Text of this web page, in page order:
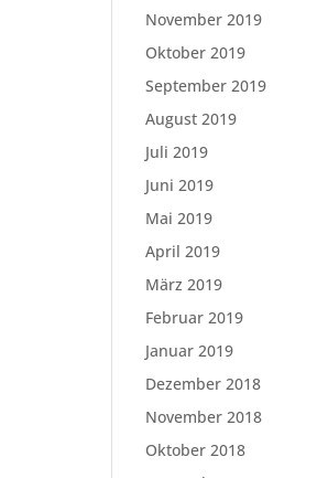
November 2019
Oktober 2019
September 2019
August 2019
Juli 2019
Juni 2019
Mai 2019
April 2019
März 2019
Februar 2019
Januar 2019
Dezember 2018
November 2018
Oktober 2018